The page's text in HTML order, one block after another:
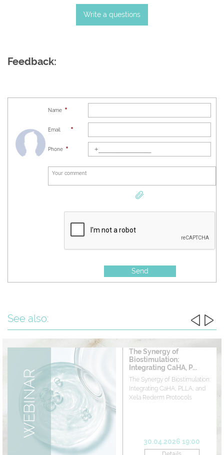
Write a questions
Feedback:
Name
Email
Phone
Send
See also:
WEBINAR
The Synergy of
Biostimulation:
Integrating CaHA, P...
The Synergy of Biostimulation:
Integrating CaHA, PLLA, and
Xela Rederm Protocols
30.04.2026 19:00